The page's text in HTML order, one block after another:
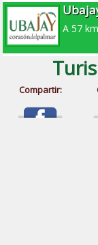
A 57
Compartir: